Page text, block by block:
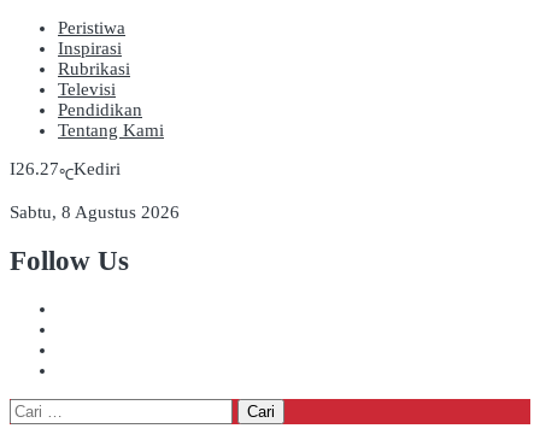
Peristiwa
Inspirasi
Rubrikasi
Televisi
Pendidikan
Tentang Kami
26.27℃Kediri
Sabtu, 8 Agustus 2026
Follow Us
Cari
untuk: